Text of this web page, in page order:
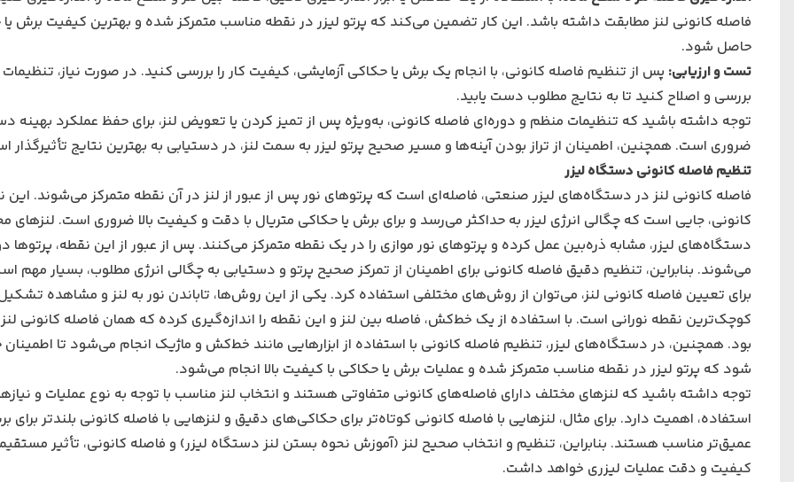
فاصله کانونی لنز مطابقت داشته باشد. این کار تضمین می‌کند که پرتو لیزر در نقطه مناسب متمرکز شده و بهترین کیفیت برش
حاصل شود.
تست و ارزیابی: پس از تنظیم فاصله کانونی، با انجام یک برش یا حکاکی آزمایشی، کیفیت کار را بررسی کنید. در صورت نیاز، تنظیمات
بررسی و اصلاح کنید تا به نتایج مطلوب دست یابید.
توجه داشته باشید که تنظیمات منظم و دوره‌ای فاصله کانونی، به‌ویژه پس از تمیز کردن یا تعویض لنز، برای حفظ عملکرد بهینه
ضروری است. همچنین، اطمینان از تراز بودن آینه‌ها و مسیر صحیح پرتو لیزر به سمت لنز، در دستیابی به بهترین نتایج تأثیرگذار
تنظیم فاصله کانونی دستگاه لیزر
فاصله کانونی لنز در دستگاه‌های لیزر صنعتی، فاصله‌ای است که پرتوهای نور پس از عبور از لنز در آن نقطه متمرکز می‌شوند. این
کانونی، جایی است که چگالی انرژی لیزر به حداکثر می‌رسد و برای برش یا حکاکی متریال با دقت و کیفیت بالا ضروری است. لنزهای
دستگاه‌های لیزر، مشابه ذره‌بین عمل کرده و پرتوهای نور موازی را در یک نقطه متمرکز می‌کنند. پس از عبور از این نقطه، پرتوها
می‌شوند. بنابراین، تنظیم دقیق فاصله کانونی برای اطمینان از تمرکز صحیح پرتو و دستیابی به چگالی انرژی مطلوب، بسیار مهم
برای تعیین فاصله کانونی لنز، می‌توان از روش‌های مختلفی استفاده کرد. یکی از این روش‌ها، تاباندن نور به لنز و مشاهده
کوچک‌ترین نقطه نورانی است. با استفاده از یک خط‌کش، فاصله بین لنز و این نقطه را اندازه‌گیری کرده که همان فاصله کانونی
بود. همچنین، در دستگاه‌های لیزر، تنظیم فاصله کانونی با استفاده از ابزارهایی مانند خط‌کش و ماژیک انجام می‌شود تا
شود که پرتو لیزر در نقطه مناسب متمرکز شده و عملیات برش یا حکاکی با کیفیت بالا انجام می‌شود.
توجه داشته باشید که لنزهای مختلف دارای فاصله‌های کانونی متفاوتی هستند و انتخاب لنز مناسب با توجه به نوع عملیات و
استفاده، اهمیت دارد. برای مثال، لنزهایی با فاصله کانونی کوتاه‌تر برای حکاکی‌های دقیق و لنزهایی با فاصله کانونی بلندتر برای
عمیق‌تر مناسب هستند. بنابراین، تنظیم و انتخاب صحیح لنز (آموزش نحوه بستن لنز دستگاه لیزر) و فاصله کانونی، تأثیر
کیفیت و دقت عملیات لیزری خواهد داشت.